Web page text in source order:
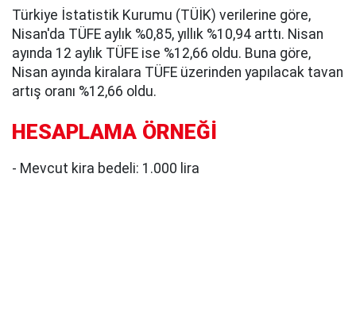
Türkiye İstatistik Kurumu (TÜİK) verilerine göre,
Nisan'da TÜFE aylık %0,85, yıllık %10,94 arttı. Nisan
ayında 12 aylık TÜFE ise %12,66 oldu. Buna göre,
Nisan ayında kiralara TÜFE üzerinden yapılacak tavan
artış oranı %12,66 oldu.
HESAPLAMA ÖRNEĞİ
- Mevcut kira bedeli: 1.000 lira